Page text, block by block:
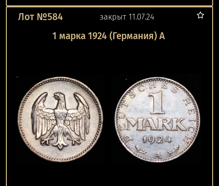
Лот №584 закрыт 11.07.24
1 марка 1924 (Германия) A